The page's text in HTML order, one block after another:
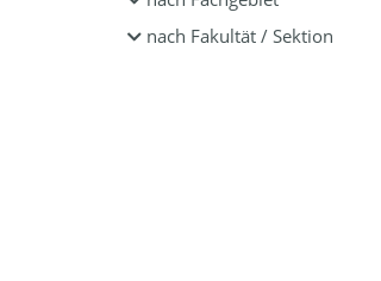
nach Fakultät / Sektion